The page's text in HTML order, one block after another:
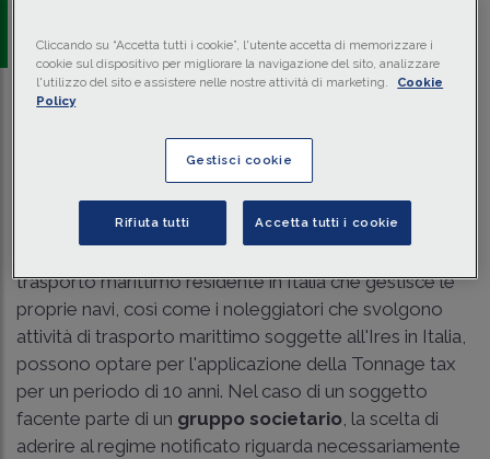
2 min.
Il regime notificato
trasporto marittimo residente in Italia che gestisce le
proprie navi, così come i noleggiatori che svolgono
attività di trasporto marittimo soggette all'Ires in Italia,
possono optare per l'applicazione della Tonnage tax
per un periodo di 10 anni. Nel caso di un soggetto
facente parte di un gruppo societario, la scelta di
aderire al regime notificato riguarda necessariamente
Cliccando su “Accetta tutti i cookie”, l'utente accetta di memorizzare i
cookie sul dispositivo per migliorare la navigazione del sito, analizzare
l'utilizzo del sito e assistere nelle nostre attività di marketing.
Cookie
Policy
Gestisci cookie
Rifiuta tutti Accetta tutti i cookie